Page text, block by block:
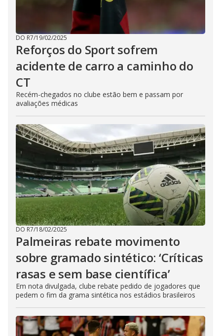
DO R7/19/02/2025
Reforços do Sport sofrem
acidente de carro a caminho do
CT
Recém-chegados no clube estão bem e passam por
avaliações médicas
DO R7/18/02/2025
Palmeiras rebate movimento
sobre gramado sintético: ‘Críticas
rasas e sem base científica’
Em nota divulgada, clube rebate pedido de jogadores que
pedem o fim da grama sintética nos estádios brasileiros